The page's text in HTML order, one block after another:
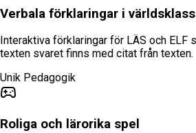
Verbala förklaringar i världsklass
Interaktiva förklaringar för LÄS och ELF
texten svaret finns med citat från texten.
Unik Pedagogik
Roliga och lärorika spel